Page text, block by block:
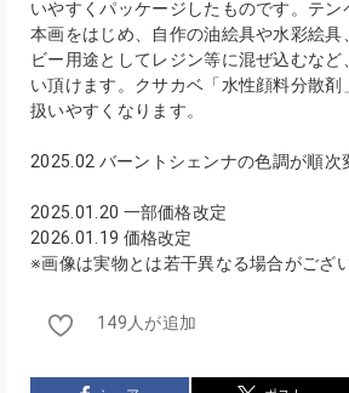
いやすくパッケージしたものです。テン
本画をはじめ、自作の油絵具や水彩絵具
ビー用途としてレジン等に混ぜ込むなど
い頂けます。クサカベ「水性顔料分散剤
扱いやすくなります。
2025.02 バーントシェンナの色調が順次
2025.01.20 一部価格改定
2026.01.19 価格改定
※画像は実物とは若干異なる場合がござ
149人が追加